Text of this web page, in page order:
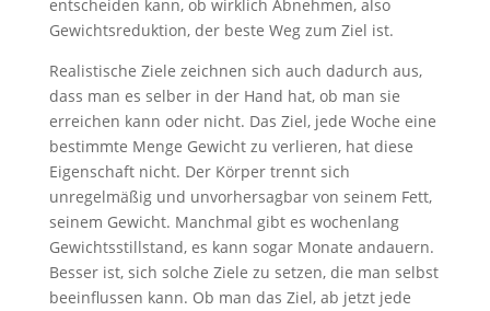
entscheiden kann, ob wirklich Abnehmen, also
Gewichtsreduktion, der beste Weg zum Ziel ist.
Realistische Ziele zeichnen sich auch dadurch aus,
dass man es selber in der Hand hat, ob man sie
erreichen kann oder nicht. Das Ziel, jede Woche eine
bestimmte Menge Gewicht zu verlieren, hat diese
Eigenschaft nicht. Der Körper trennt sich
unregelmäßig und unvorhersagbar von seinem Fett,
seinem Gewicht. Manchmal gibt es wochenlang
Gewichtsstillstand, es kann sogar Monate andauern.
Besser ist, sich solche Ziele zu setzen, die man selbst
beeinflussen kann. Ob man das Ziel, ab jetzt jede